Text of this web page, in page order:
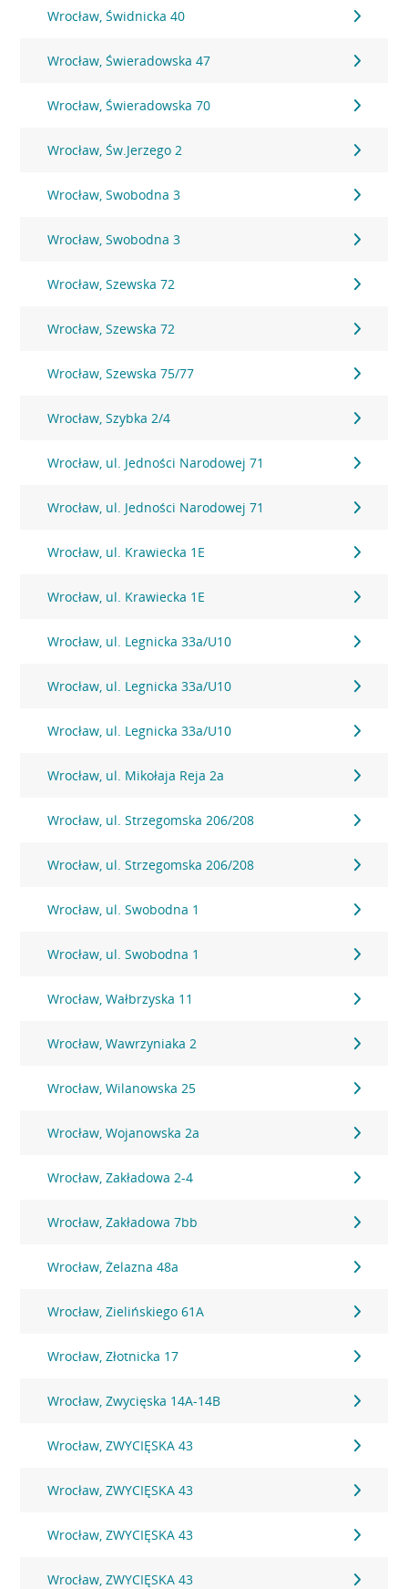
Wrocław, Świdnicka 40
Wrocław, Świeradowska 47
Wrocław, Świeradowska 70
Wrocław, Św.Jerzego 2
Wrocław, Swobodna 3
Wrocław, Swobodna 3
Wrocław, Szewska 72
Wrocław, Szewska 72
Wrocław, Szewska 75/77
Wrocław, Szybka 2/4
Wrocław, ul. Jedności Narodowej 71
Wrocław, ul. Jedności Narodowej 71
Wrocław, ul. Krawiecka 1E
Wrocław, ul. Krawiecka 1E
Wrocław, ul. Legnicka 33a/U10
Wrocław, ul. Legnicka 33a/U10
Wrocław, ul. Legnicka 33a/U10
Wrocław, ul. Mikołaja Reja 2a
Wrocław, ul. Strzegomska 206/208
Wrocław, ul. Strzegomska 206/208
Wrocław, ul. Swobodna 1
Wrocław, ul. Swobodna 1
Wrocław, Wałbrzyska 11
Wrocław, Wawrzyniaka 2
Wrocław, Wilanowska 25
Wrocław, Wojanowska 2a
Wrocław, Zakładowa 2-4
Wrocław, Zakładowa 7bb
Wrocław, Żelazna 48a
Wrocław, Zielińskiego 61A
Wrocław, Złotnicka 17
Wrocław, Zwycięska 14A-14B
Wrocław, ZWYCIĘSKA 43
Wrocław, ZWYCIĘSKA 43
Wrocław, ZWYCIĘSKA 43
Wrocław, ZWYCIĘSKA 43